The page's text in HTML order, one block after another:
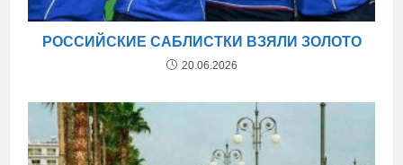
РОССИЙСКИЕ САБЛИСТКИ ВЗЯЛИ ЗОЛОТО
20.06.2026